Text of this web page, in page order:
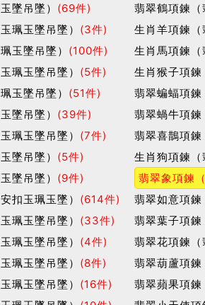
墜吊墜） (69件) 翡翠鶴項鍊（
珮玉墜吊墜） (3件) 生肖羊項鍊（
玉墜吊墜） (100件) 生肖馬項鍊（
珮玉墜吊墜） (5件) 生肖猴子項鍊
玉墜吊墜） (51件) 翡翠蝙蝠項鍊
墜吊墜） (39件) 翡翠蝸牛項鍊
珮玉墜吊墜） (7件) 翡翠喜鵲項鍊
墜吊墜） (5件) 生肖狗項鍊（
墜吊墜） (9件) 翡翠象項鍊
扣玉珮玉墜） (614件) 翡翠如意項鍊
珮玉墜吊墜） (33件) 翡翠葉子項鍊
珮玉墜吊墜） (4件) 翡翠花項鍊（
珮玉墜吊墜） (8件) 翡翠葫蘆項鍊
珮玉墜吊墜） (16件) 翡翠蘋果項鍊